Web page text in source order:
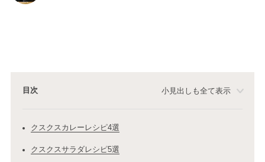
目次 小見出しも全て表示
クスクスカレーレシピ4選
クスクスサラダレシピ5選